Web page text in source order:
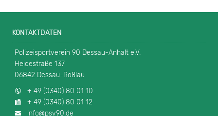
KONTAKTDATEN
Polizeisportverein 90 Dessau-Anhalt e.V.
Heidestraße 137
06842 Dessau-Roßlau
+ 49 (0340) 80 01 10
+ 49 (0340) 80 01 12
info@psv90.de